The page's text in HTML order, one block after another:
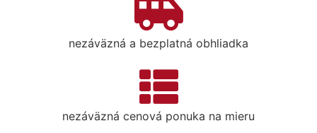
nezáväzná a bezplatná obhliadka
nezáväzná cenová ponuka na mieru